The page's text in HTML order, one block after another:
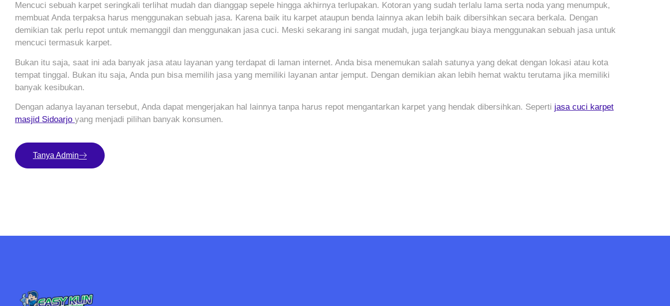
Mencuci sebuah karpet seringkali terlihat mudah dan dianggap sepele hingga akhirnya terlupakan. Kotoran yang sudah terlalu lama serta noda yang menumpuk,
membuat Anda terpaksa harus menggunakan sebuah jasa. Karena baik itu karpet ataupun benda lainnya akan lebih baik dibersihkan secara berkala. Dengan
demikian tak perlu repot untuk memanggil dan menggunakan jasa cuci. Meski sekarang ini sangat mudah, juga terjangkau biaya menggunakan sebuah jasa untuk
mencuci termasuk karpet.
Bukan itu saja, saat ini ada banyak jasa atau layanan yang terdapat di laman internet. Anda bisa menemukan salah satunya yang dekat dengan lokasi atau kota
tempat tinggal. Bukan itu saja, Anda pun bisa memilih jasa yang memiliki layanan antar jemput. Dengan demikian akan lebih hemat waktu terutama jika memiliki
banyak kesibukan.
Dengan adanya layanan tersebut, Anda dapat mengerjakan hal lainnya tanpa harus repot mengantarkan karpet yang hendak dibersihkan. Seperti jasa cuci karpet
masjid Sidoarjo yang menjadi pilihan banyak konsumen.
Tanya Admin